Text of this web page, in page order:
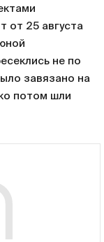
от 25 августа
не по
завязано на
потом шли